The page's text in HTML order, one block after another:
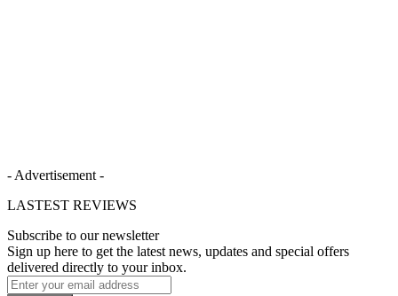
- Advertisement -
LASTEST REVIEWS
Subscribe to our newsletter
Sign up here to get the latest news, updates and special offers
delivered directly to your inbox.